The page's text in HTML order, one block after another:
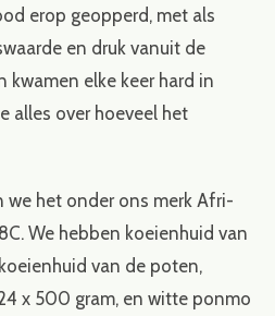
erop geopperd, met als
en druk vanuit de
kwamen elke keer hard in
alles over hoeveel het
we het onder ons merk Afri-
We hebben koeienhuid van
van de poten,
x 500 gram, en witte ponmo